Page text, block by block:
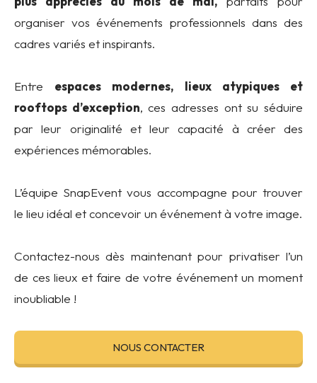
organiser vos événements professionnels dans des
cadres variés et inspirants.
Entre espaces modernes, lieux atypiques et
rooftops d’exception, ces adresses ont su séduire
par leur originalité et leur capacité à créer des
expériences mémorables.
L’équipe SnapEvent vous accompagne pour trouver
le lieu idéal et concevoir un événement à votre image.
Contactez-nous dès maintenant pour privatiser l’un
de ces lieux et faire de votre événement un moment
inoubliable !
NOUS CONTACTER